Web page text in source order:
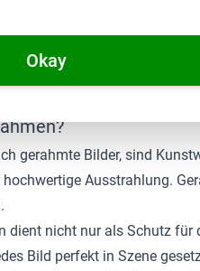
Okay
Die
gerahmte Bilder, sind
Ausstrahlung.
dient nicht nur als Schutz
Bild perfekt in Szene